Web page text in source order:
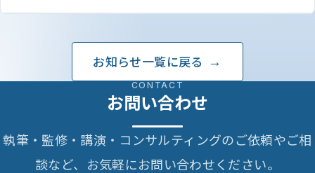
お知らせ一覧に戻る
CONTACT
お問い合わせ
執筆・監修・講演・コンサルティングのご依頼やご相
談など、お気軽にお問い合わせください。